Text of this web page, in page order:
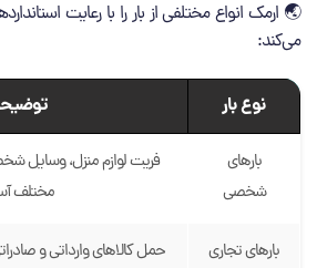
🌏 ارمک انواع مختلفی از بار را با رعایت
می‌کند:
نوع بار
بارهای
شخصی
فریت لوازم منزل، وسایل
مختلف
بارهای تجاری حمل کالاهای وارداتی و